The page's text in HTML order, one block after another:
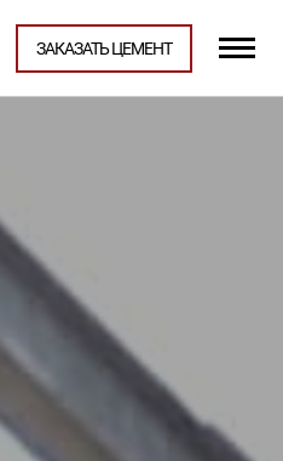
ЗАКАЗАТЬ ЦЕМЕНТ